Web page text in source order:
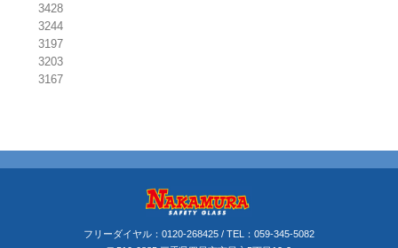
3428
3244
3197
3203
3167
フリーダイヤル：0120-268425 / TEL： 059-345-5082